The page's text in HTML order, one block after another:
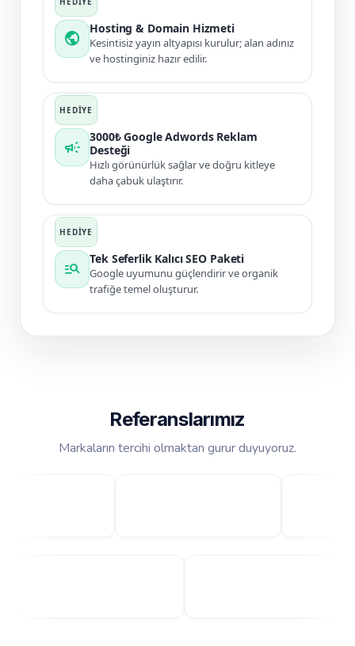
public
Hosting & Domain Hizmeti
Kesintisiz yayın altyapısı kurulur; alan adınız
ve hostinginiz hazır edilir.
campaign
3000₺ Google Adwords Reklam
Desteği
Hızlı görünürlük sağlar ve doğru kitleye
daha çabuk ulaştırır.
manage_search
Tek Seferlik Kalıcı SEO Paketi
Google uyumunu güçlendirir ve organik
trafiğe temel oluşturur.
Referanslarımız
Markaların tercihi olmaktan gurur duyuyoruz.